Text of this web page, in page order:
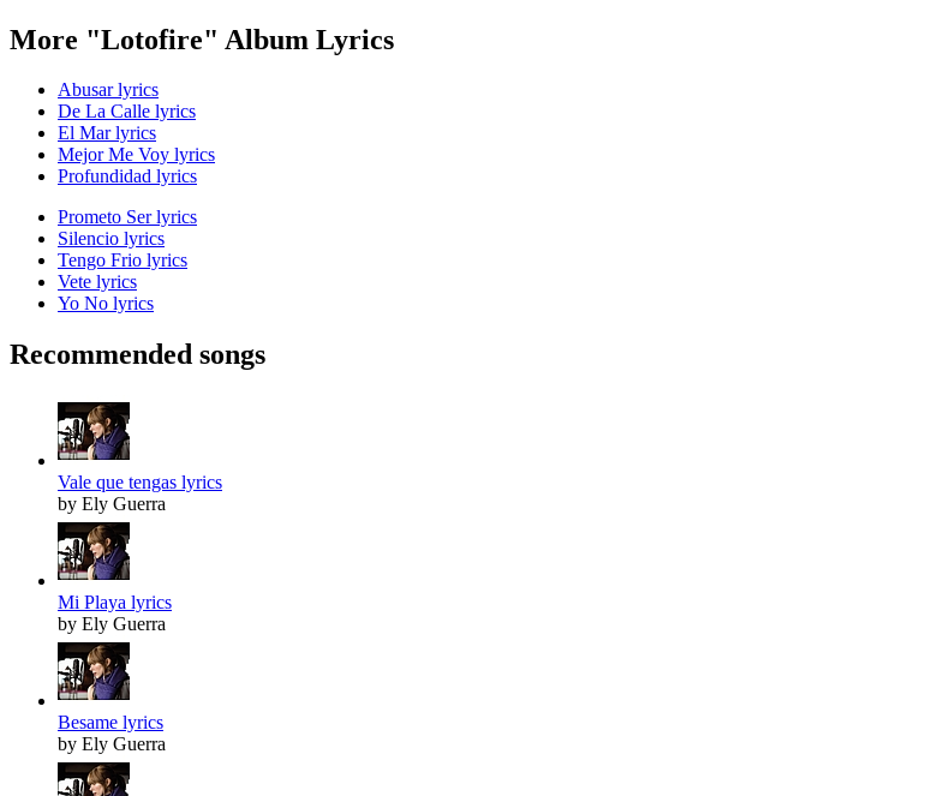
More "Lotofire" Album Lyrics
Abusar lyrics
De La Calle lyrics
El Mar lyrics
Mejor Me Voy lyrics
Profundidad lyrics
Prometo Ser lyrics
Silencio lyrics
Tengo Frio lyrics
Vete lyrics
Yo No lyrics
Recommended songs
Vale que tengas lyrics
by Ely Guerra
Mi Playa lyrics
by Ely Guerra
Besame lyrics
by Ely Guerra